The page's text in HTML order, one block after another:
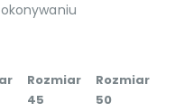
Rozmiar
45
Rozmiar
50